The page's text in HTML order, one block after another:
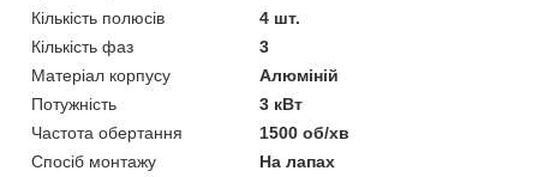
Кількість полюсів
4 шт.
Кількість фаз
3
Матеріал корпусу
Алюміній
Потужність
3 кВт
Частота обертання
1500 об/хв
Спосіб монтажу
На лапах